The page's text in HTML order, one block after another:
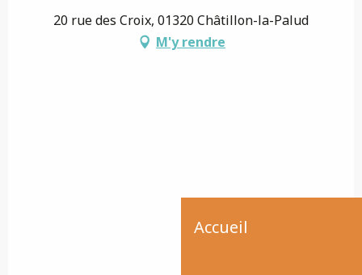
Accueil
20 rue des Croix, 01320 Châtillon-la-Palud
M'y rendre